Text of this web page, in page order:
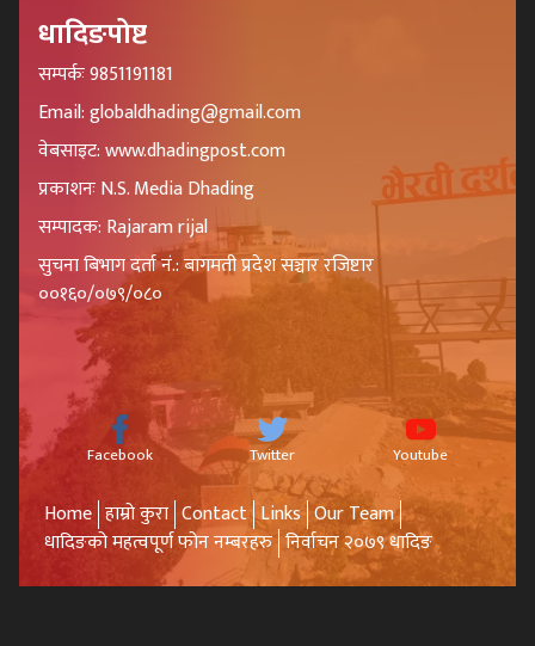
धादिङपोष्ट
सम्पर्कः 9851191181
Email: globaldhading@gmail.com
वेबसाइट: www.dhadingpost.com
प्रकाशनः N.S. Media Dhading
सम्पादक: Rajaram rijal
सुचना बिभाग दर्ता नं.: बागमती प्रदेश सञ्चार रजिष्टार
००१६०/०७९/०८०
Facebook Twitter Youtube
Home हाम्रो कुरा Contact Links Our Team
धादिङको महत्वपूर्ण फोन नम्बरहरु निर्वाचन २०७९ धादिङ